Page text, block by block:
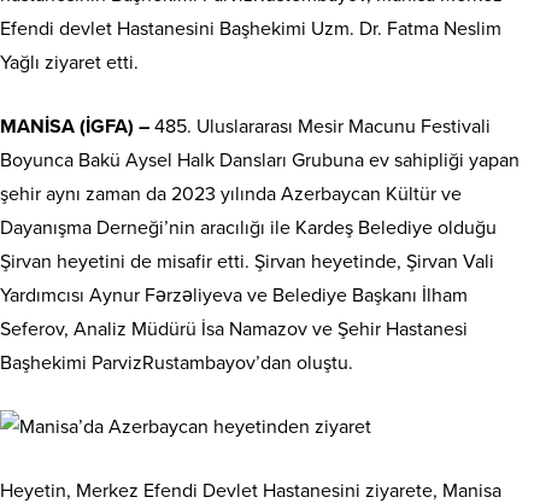
Efendi devlet Hastanesini Başhekimi Uzm. Dr. Fatma Neslim
Yağlı ziyaret etti.
MANİSA (İGFA) – 485. Uluslararası Mesir Macunu Festivali
Boyunca Bakü Aysel Halk Dansları Grubuna ev sahipliği yapan
şehir aynı zaman da 2023 yılında Azerbaycan Kültür ve
Dayanışma Derneği’nin aracılığı ile Kardeş Belediye olduğu
Şirvan heyetini de misafir etti. Şirvan heyetinde, Şirvan Vali
Yardımcısı Aynur Fərzəliyeva ve Belediye Başkanı İlham
Seferov, Analiz Müdürü İsa Namazov ve Şehir Hastanesi
Başhekimi ParvizRustambayov’dan oluştu.
Heyetin, Merkez Efendi Devlet Hastanesini ziyarete, Manisa